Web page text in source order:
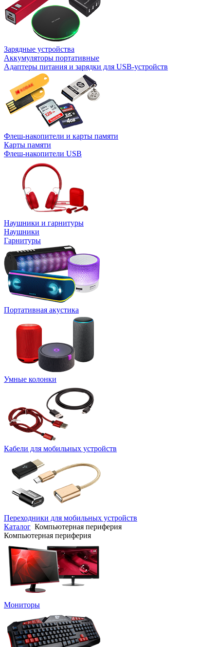
Зарядные устройства
Аккумуляторы портативные
Адаптеры питания и зарядки для USB-устройств
Флеш-накопители и карты памяти
Карты памяти
Флеш-накопители USB
Наушники и гарнитуры
Наушники
Гарнитуры
Портативная акустика
Умные колонки
Кабели для мобильных устройств
Переходники для мобильных устройств
Каталог Компьютерная периферия
Компьютерная периферия
Мониторы